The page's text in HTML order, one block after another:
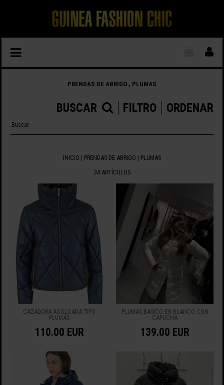
PRENDAS DE ABRIGO , PLUMAS
ORDENAR
FILTRO
BUSCAR
INICIO | PRENDAS DE ABRIGO | PLUMAS
34 ARTÍCULOS
CAZADORA ACOLCADA TIPO
PLUMAS
110.00 EUR
PLUMAS BASICO EN BLANCO CON
CAPUCHA
139.00 EUR